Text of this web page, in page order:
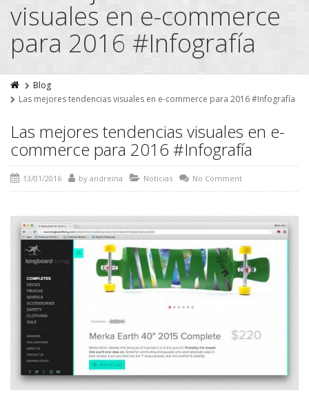
visuales en e-commerce
para 2016 #Infografía
Blog
Las mejores tendencias visuales en e-commerce para 2016 #Infografía
Las mejores tendencias visuales en e-
commerce para 2016 #Infografía
13/01/2016 by andreina Noticias No Comment